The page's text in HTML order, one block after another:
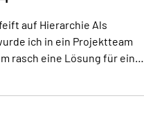
auf Hierarchie Als
ich in ein Projektteam